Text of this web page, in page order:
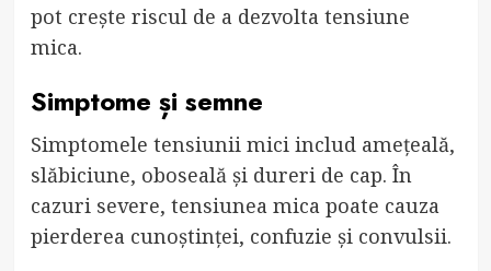
pot crește riscul de a dezvolta tensiune
mica.
Simptome și semne
Simptomele tensiunii mici includ amețeală,
slăbiciune, oboseală și dureri de cap. În
cazuri severe, tensiunea mica poate cauza
pierderea cunoștinței, confuzie și convulsii.